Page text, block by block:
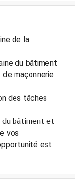
de la
du bâtiment
de maçonnerie
des tâches
du bâtiment et
vos
est